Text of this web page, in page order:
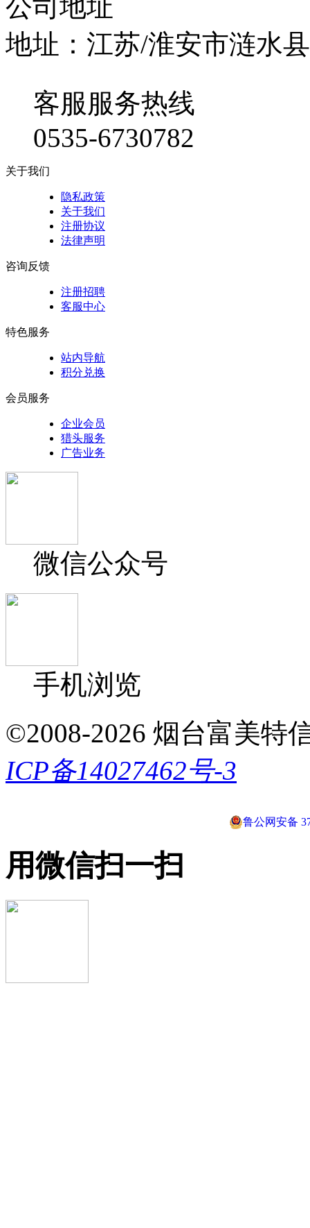
公司地址
地址：江苏/淮安市涟水
客服服务热线
0535-6730782
关于我们
隐私政策
关于我们
注册协议
法律声明
咨询反馈
注册招聘
客服中心
特色服务
站内导航
积分兑换
会员服务
企业会员
猎头服务
广告业务
微信公众号
手机浏览
©2008-2026 烟台富美特
ICP备14027462号-3
鲁公网安备
用微信扫一扫